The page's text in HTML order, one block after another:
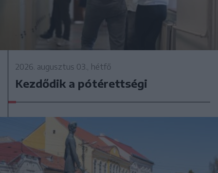
2026. augusztus 03., hétfő
Kezdődik a pótérettségi